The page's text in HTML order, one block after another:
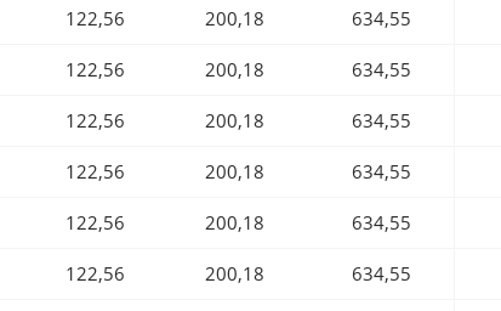
122,56 200,18 634,55
122,56 200,18 634,55
122,56 200,18 634,55
122,56 200,18 634,55
122,56 200,18 634,55
122,56 200,18 634,55